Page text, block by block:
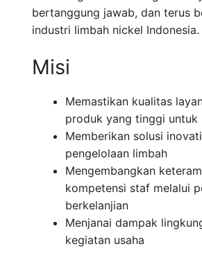
bertanggung jawab, dan terus
industri limbah nickel Indonesia.
Misi
Memastikan kualitas
produk yang tinggi untuk
Memberikan solusi
pengelolaan limbah
Mengembangkan
kompetensi staf melalui
berkelanjian
Menjanai dampak
kegiatan usaha